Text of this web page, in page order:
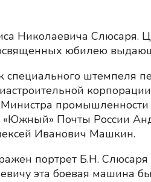
Николаевича Слюсаря.
юбилею
специального штемпеля
Почты России
Иванович Машкин.
портрет Б.Н.
эта боевая машина